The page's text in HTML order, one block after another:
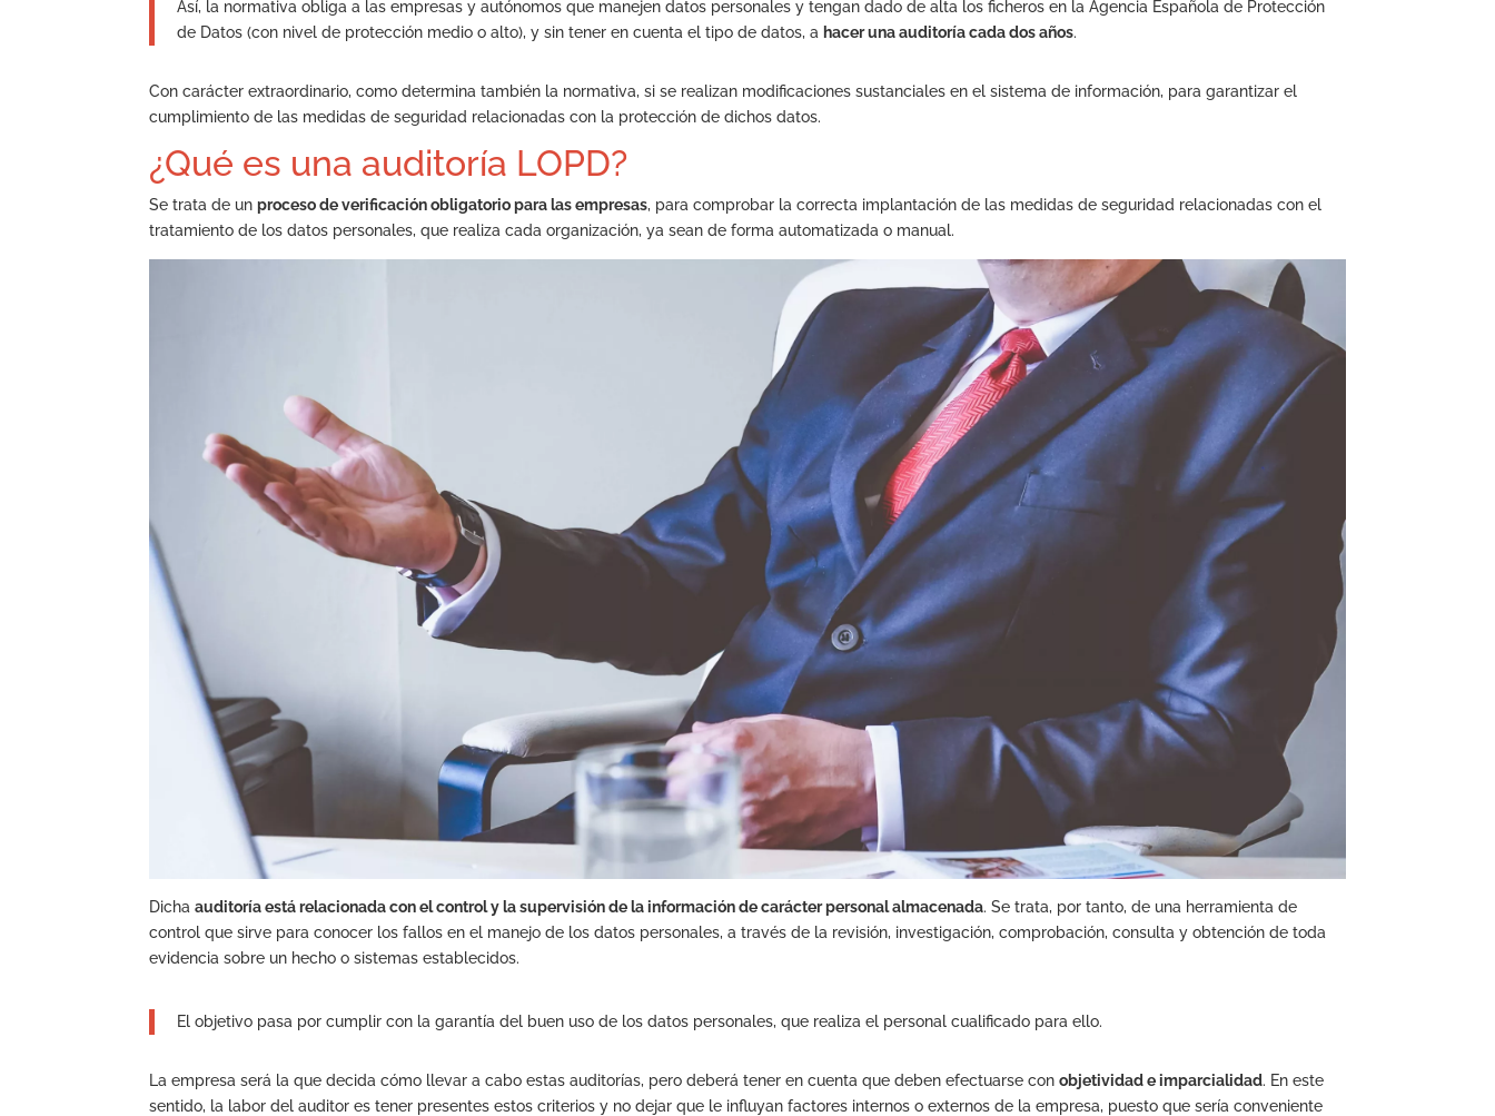
Así, la normativa obliga a las empresas y autónomos que manejen datos personales y tengan dado de alta los ficheros en la Agencia Española de Protección
de Datos (con nivel de protección medio o alto), y sin tener en cuenta el tipo de datos, a hacer una auditoría cada dos años.
Con carácter extraordinario, como determina también la normativa, si se realizan modificaciones sustanciales en el sistema de información, para garantizar el
cumplimiento de las medidas de seguridad relacionadas con la protección de dichos datos.
¿Qué es una auditoría LOPD?
Se trata de unproceso de verificación obligatorio para las empresas, para comprobar la correcta implantación de las medidas de seguridad relacionadas con el
tratamiento de los datos personales, que realiza cada organización, ya sean de forma automatizada o manual.
Dichaauditoría está relacionada con el control y la supervisión de la información de carácter personal almacenada. Se trata, por tanto, de una herramienta de
control que sirve para conocer los fallos en el manejo de los datos personales, a través de la revisión, investigación, comprobación, consulta y obtención de toda
evidencia sobre un hecho o sistemas establecidos.
El objetivo pasa por cumplir con la garantía del buen uso de los datos personales, que realiza el personal cualificado para ello.
La empresa será la que decida cómo llevar a cabo estas auditorías, pero deberá tener en cuenta que deben efectuarse conobjetividad e imparcialidad. En este
sentido, la labor del auditor es tener presentes estos criterios y no dejar que le influyan factores internos o externos de la empresa, puesto que sería conveniente